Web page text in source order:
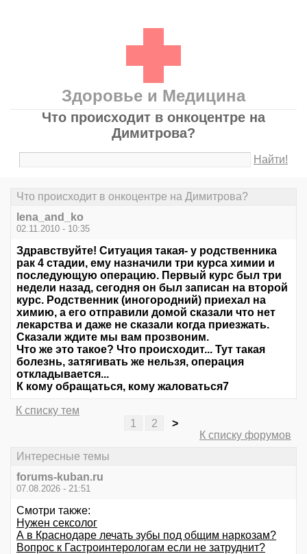
Здоровье и Медицина
Что происходит в онкоцентре на
Димитрова?
Найти!
Что происходит в онкоцентре на Димитрова?
lena_and_ko
02.11.2010 - 10:35
Здравствуйте! Ситуация такая- у родственника
рак 4 стадии, ему назначили три курса химии и
последующую операцию. Первый курс был три
недели назад, сегодня он был записан на второй
курс. Родственник (иногородний) приехал на
химию, а его отправили домой сказали что нет
лекарства и даже не сказали когда приезжать.
Сказали ждите мы вам прозвоним.
Что же это такое? Что происходит... Тут такая
болезнь, затягивать же нельзя, операция
откладывается...
К кому обращаться, кому жаловаться7
К списку тем
1
2
>
К списку форумов
Интересные темы
forums-kuban.ru
07.08.2026 - 21:51
Смотри также:
Нужен сексолог
А в Краснодаре лечать зубы под общим наркозам?
Вопрос к Гастроинтерологам если не затруднит?